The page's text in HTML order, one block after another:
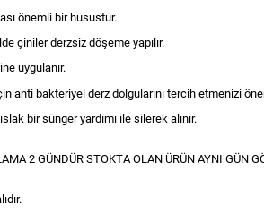
önemli bir husustur.
çiniler derzsiz döşeme yapılır.
uygulanır.
anti bakteriyel derz dolgularını tercih etmenizi
bir sünger yardımı ile silerek alınır.
2 GÜNDÜR STOKTA OLAN ÜRÜN AYNI GÜN